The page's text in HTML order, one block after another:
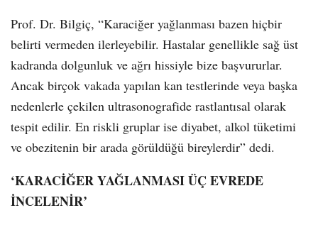
Prof. Dr. Bilgiç, “Karaciğer yağlanması bazen hiçbir
belirti vermeden ilerleyebilir. Hastalar genellikle sağ üst
kadranda dolgunluk ve ağrı hissiyle bize başvururlar.
Ancak birçok vakada yapılan kan testlerinde veya başka
nedenlerle çekilen ultrasonografide rastlantısal olarak
tespit edilir. En riskli gruplar ise diyabet, alkol tüketimi
ve obezitenin bir arada görüldüğü bireylerdir” dedi.
‘KARACİĞER YAĞLANMASI ÜÇ EVREDE
İNCELENİR’